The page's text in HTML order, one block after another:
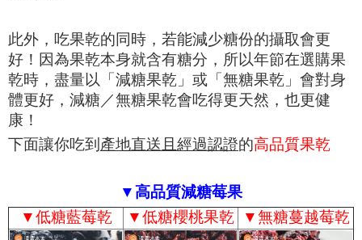
此外，吃果乾的同時，若能減少糖份的攝取會更
好！因為果乾本身就含有糖分，所以年節在選購果
乾時，盡量以「減糖果乾」或「無糖果乾」會對身
體更好，減糖／無糖果乾會吃得更天然，也更健
康！
下面讓你吃到 產地直送且經過認證的高品質果乾
▼高品質減糖莓果
▼低糖藍莓乾 ▼低糖櫻桃果乾 ▼無糖蔓越莓乾